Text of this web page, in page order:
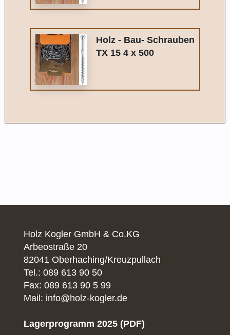
Holz - Bau- Schrauben
TX 15 4 x 500
Holz Kogler GmbH & Co.KG
Arbeostraße 20
82041 Oberhaching/Kreuzpullach
Tel.: 089 613 90 50
Fax: 089 613 90 5 99
Mail: info@holz-kogler.de
Lagerprogramm 2025 (PDF)